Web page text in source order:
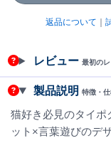
返品について
レビュー 最初の
製品説明 特徴・
猫好き必見のタイポ
ット×言葉遊びのデ